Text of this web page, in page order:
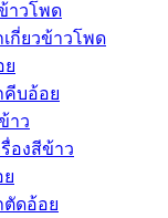
าวโพด
เกี่ยวข้าวโพด
ย
คีบอ้อย
าว
รื่องสีข้าว
ตัดอ้อย